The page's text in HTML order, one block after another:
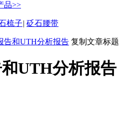
品>>
梳子| 砭石腰带
告和UTH分析报告 复制文章标
UTH分析报告